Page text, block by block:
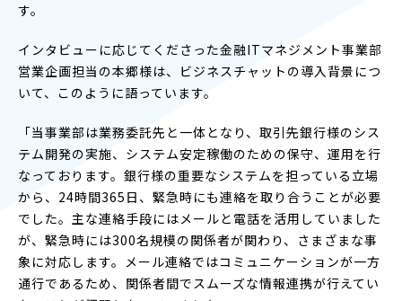
す。
インタビューに応じてくださった金融ITマネジメント事業部
営業企画担当の本郷様は、ビジネスチャットの導入背景につ
いて、このように語っています。
「当事業部は業務委託先と一体となり、取引先銀行様のシス
テム開発の実施、システム安定稼働のための保守、運用を行
なっております。銀行様の重要なシステムを担っている立場
から、24時間365日、緊急時にも連絡を取り合うことが必要
でした。主な連絡手段にはメールと電話を活用していました
が、緊急時には300名規模の関係者が関わり、さまざまな事
象に対応します。メール連絡ではコミュニケーションが一方
通行であるため、関係者間でスムーズな情報連携が行えてい